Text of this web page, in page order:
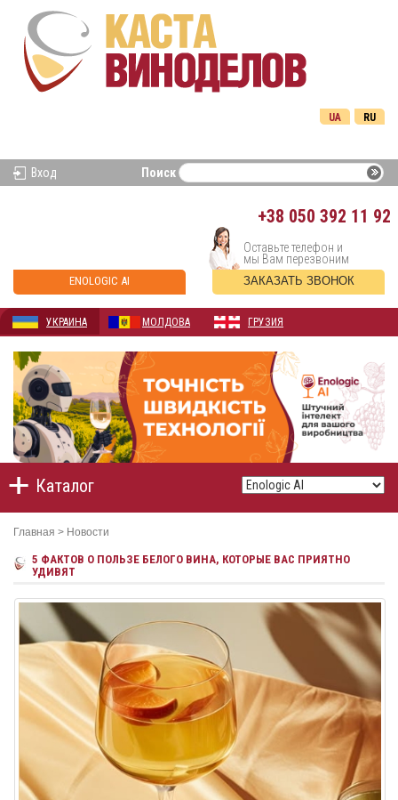
RU
UA
Вход Поиск
+38 050 392 11 92
ENOLOGIC AI
Оставьте телефон и
мы Вам перезвоним
ЗАКАЗАТЬ ЗВОНОК
УКРАИНА МОЛДОВА ГРУЗИЯ
Каталог
Главная > Новости
5 ФАКТОВ О ПОЛЬЗЕ БЕЛОГО ВИНА, КОТОРЫЕ ВАС ПРИЯТНО
УДИВЯТ